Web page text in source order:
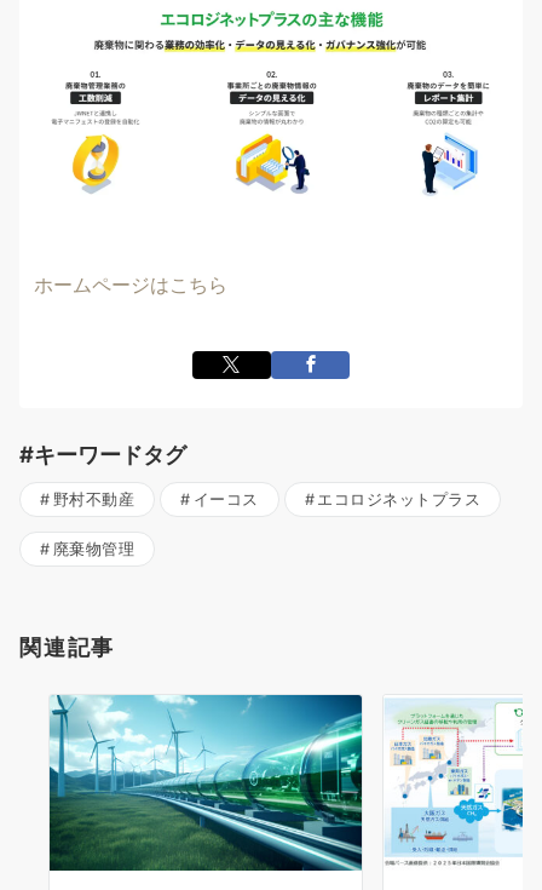
ホームページはこちら
#キーワードタグ
野村不動産 イーコス エコロジネットプラス
廃棄物管理
関連記事